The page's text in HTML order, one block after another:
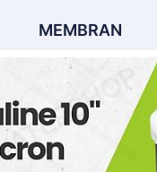
MEMBRAN